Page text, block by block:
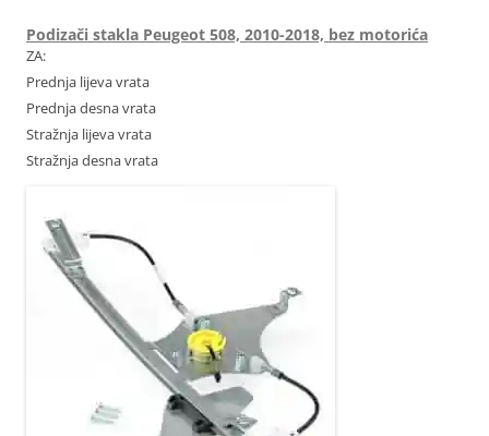
Podizači stakla Peugeot 508, 2010-2018, bez motorića
ZA:
Prednja lijeva vrata
Prednja desna vrata
Stražnja lijeva vrata
Stražnja desna vrata